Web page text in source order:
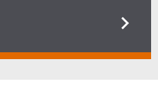
keyboard_arrow_right